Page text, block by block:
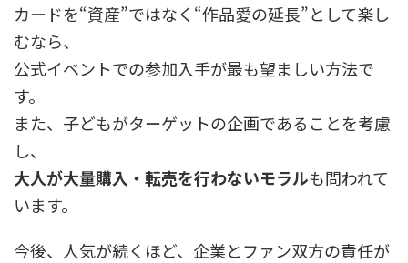
カードを“資産”ではなく“作品愛の延長”として楽し
むなら、
公式イベントでの参加入手が最も望ましい方法で
す。
また、子どもがターゲットの企画であることを考慮
し、
大人が大量購入・転売を行わないモラルも問われて
います。
今後、人気が続くほど、企業とファン双方の責任が